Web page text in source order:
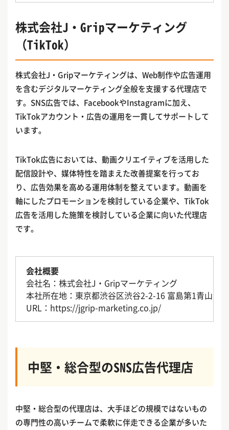
株式会社J・Gripマーケティング
（TikTok）
株式会社J・Gripマーケティングは、Web制作や広告運用
を含むデジタルマーケティング全般を支援する代理店で
す。SNS広告では、FacebookやInstagramに加え、
TikTokアカウント・広告の運用を一貫してサポートして
います。
TikTok広告においては、動画クリエイティブを活用した
配信設計や、媒体特性を踏まえた改善提案を行ってお
り、広告効果を高める運用体制を整えています。動画を
軸にしたプロモーションを検討している企業や、TikTok
広告を活用した施策を検討している企業に向いた代理店
です。
会社概要
会社名：株式会社J・Gripマーケティング
本社所在地：東京都渋谷区渋谷2-2-16 富島第1青山ビ
URL：https://jgrip-marketing.co.jp/
中堅・総合型のSNS広告代理店
中堅・総合型の代理店は、大手ほどの規模ではないもの
の専門性の高いチームで柔軟に伴走できる企業が多いた